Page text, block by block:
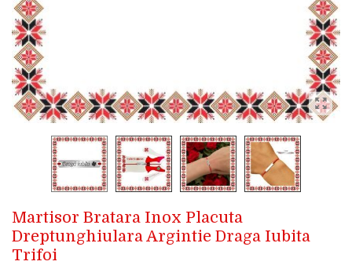
Martisor Bratara Inox Placuta
Dreptunghiulara Argintie Draga Iubita
Trifoi